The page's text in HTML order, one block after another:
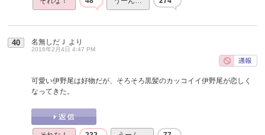
40 名無しだＪ より
2016年2月4日 4:47 PM
可愛い伊野尾は好物だが、そろそろ黒髪のカッコイイ伊野尾が恋しく
なってきた。